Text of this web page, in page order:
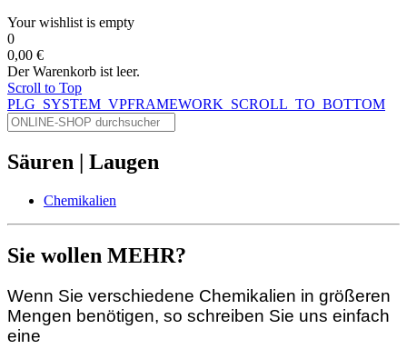
Your wishlist is empty
0
0,00 €
Der Warenkorb ist leer.
Scroll to Top
PLG_SYSTEM_VPFRAMEWORK_SCROLL_TO_BOTTOM
Säuren | Laugen
Chemikalien
Sie wollen MEHR?
Wenn Sie verschiedene Chemikalien in größeren
Mengen benötigen, so schreiben Sie uns einfach
eine